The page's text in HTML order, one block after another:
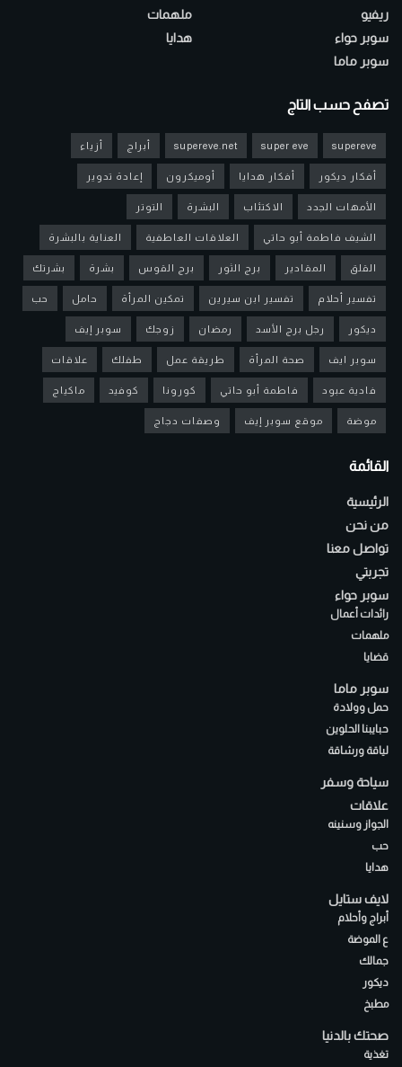
ريفيو
سوبر حواء
سوبر ماما
ملهمات
هدايا
تصفح حسب التاج
supereve
super eve
supereve.net أبراج أزياء
أفكار ديكور أفكار هدايا أوميكرون إعادة تدوير
الأمهات الجدد الاكتئاب البشرة التوتر
الشيف فاطمة أبو حاتي العلاقات العاطفية العناية بالبشرة
القلق المقادير برج الثور برج القوس بشرة بشرتك
تفسير أحلام تفسير ابن سيرين تمكين المرأة حامل حب
ديكور رجل برج الأسد رمضان زوجك سوبر إيف
سوبر ايف صحة المرأة طريقة عمل طفلك علاقات
فادية عبود فاطمة أبو حاتي كورونا كوفيد ماكياج
موضة موقع سوبر إيف وصفات دجاج
القائمة
الرئيسية
من نحن
تواصل معنا
تجربتي
سوبر حواء
رائدات أعمال
ملهمات
قضايا
سوبر ماما
حمل وولادة
حبايبنا الحلوين
لياقة ورشاقة
سياحة وسفر
علاقات
الجواز وسنينه
حب
هدايا
لايف ستايل
أبراج وأحلام
ع الموضة
جمالك
ديكور
مطبخ
صحتك بالدنيا
تغذية